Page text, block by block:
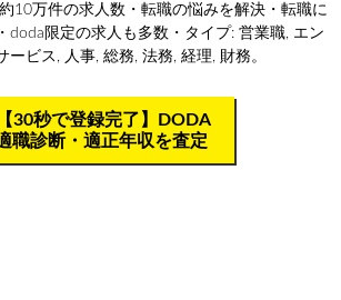
10万件の求人数・転職の悩みを解決・転職に
doda限定の求人も多数・タイプ: 営業職, エン
ービス, 人事, 総務, 法務, 経理, 財務。
【30秒で登録完了】DODA
職診断・適正年収を査定